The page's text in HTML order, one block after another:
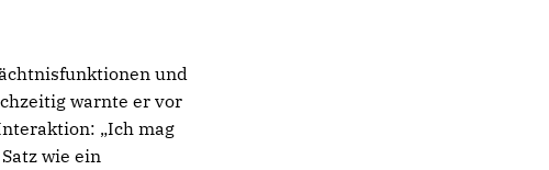
und
warnte er vor
„Ich mag
wie ein